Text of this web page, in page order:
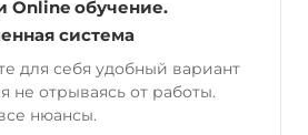
Online обучение.
система
для себя удобный вариант
не отрываясь от работы.
нюансы.